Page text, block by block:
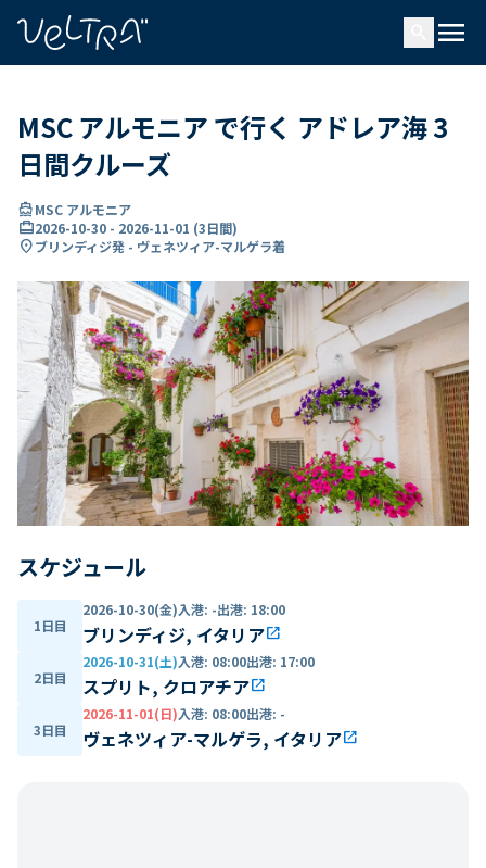
menu
MSC アルモニア で行く アドレア海 3
日間クルーズ
directions_boatMSC アルモニア
card_travel2026-10-30 - 2026-11-01 (3日間)
location_onブリンディジ発 - ヴェネツィア-マルゲラ着
スケジュール
1日目
2026-10-30(金)入港: -出港: 18:00
ブリンディジ, イタリアopen_in_new
2日目
2026-10-31(土)入港: 08:00出港: 17:00
スプリト, クロアチアopen_in_new
3日目
2026-11-01(日)入港: 08:00出港: -
ヴェネツィア-マルゲラ, イタリアopen_in_new